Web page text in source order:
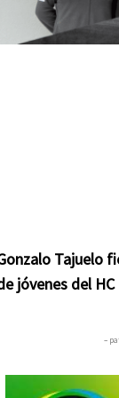
Tajuelo
jóvenes del
–